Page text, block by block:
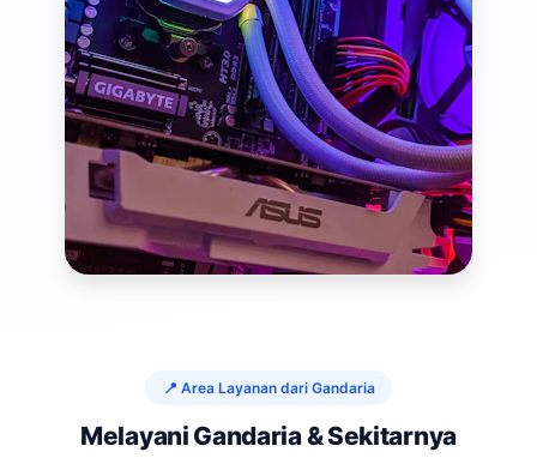
📍 Area Layanan dari Gandaria
Melayani Gandaria & Sekitarnya